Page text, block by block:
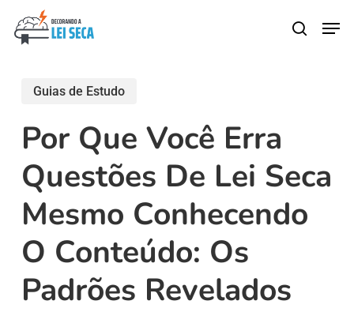
content
search
Guias de Estudo
Por Que Você Erra
Questões De Lei Seca
Mesmo Conhecendo
O Conteúdo: Os
Padrões Revelados